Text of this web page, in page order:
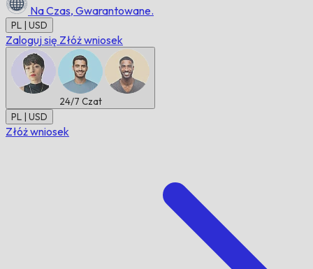
Na Czas, Gwarantowane.
PL | USD
Zaloguj się Złóż wniosek
24/7 Czat
PL | USD
Złóż wniosek